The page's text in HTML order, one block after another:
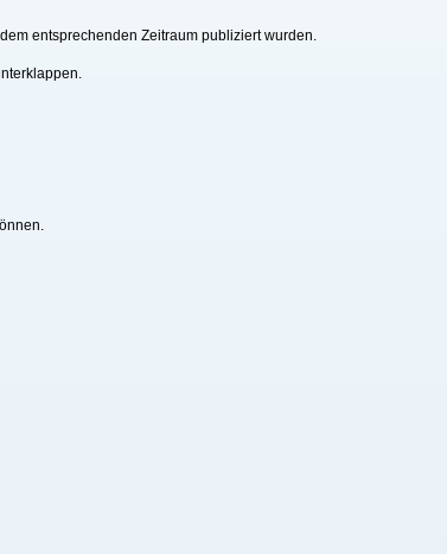
entsprechenden Zeitraum publiziert wurden.